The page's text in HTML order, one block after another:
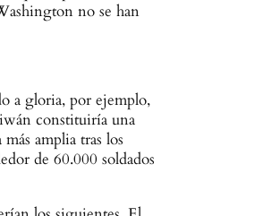
no se han
a gloria, por ejemplo,
constituiría una
amplia tras los
de 60.000 soldados